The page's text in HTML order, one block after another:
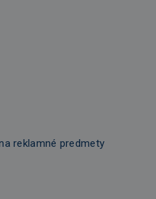
reklamné predmety